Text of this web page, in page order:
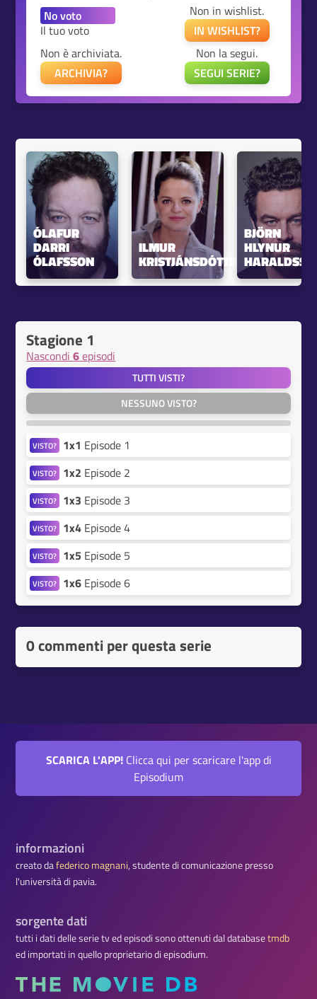
Il tuo voto
Non in wishlist.
IN WISHLIST?
Non è archiviata.
ARCHIVIA?
Non la segui.
SEGUI SERIE?
ÓLAFUR
DARRI
ÓLAFSSON
ILMUR
KRISTJÁNSDÓTTIR
BJÖRN
HLYNUR
Stagione 1
Nascondi6episodi
TUTTI VISTI?
NESSUNO VISTO?
VISTO? 1x1 Episode 1
VISTO? 1x2 Episode 2
VISTO? 1x3 Episode 3
VISTO? 1x4 Episode 4
VISTO? 1x5 Episode 5
VISTO? 1x6 Episode 6
0 commenti per questa serie
SCARICA L'APP!Clicca qui per scaricare l'app di
Episodium
informazioni
creato dafederico magnani, studente di comunicazione presso
l'università di pavia.
sorgente dati
tutti i dati delle serie tv ed episodi sono ottenuti dal databasetmdb
ed importati in quello proprietario di episodium.